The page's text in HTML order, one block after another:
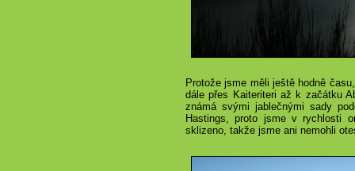
Protože jsme měli ještě hodně
dále přes Kaiteriteri až k začátku
známá svými jablečnými sady
Hastings, proto jsme v rychlosti
sklizeno, takže jsme ani nemohli